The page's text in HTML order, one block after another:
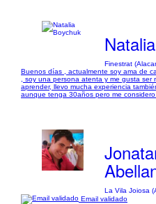
Finestrat
Buenos días , actualmente soy ama de
, soy una persona atenta y me gusta
aprender, llevo mucha experiencia
aunque tenga 30años pero me
La Vila Joiosa
Email validado